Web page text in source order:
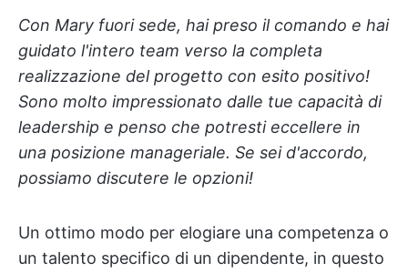
Con Mary fuori sede, hai preso il comando e hai
guidato l'intero team verso la completa
realizzazione del progetto con esito positivo!
Sono molto impressionato dalle tue capacità di
leadership e penso che potresti eccellere in
una posizione manageriale. Se sei d'accordo,
possiamo discutere le opzioni!
Un ottimo modo per elogiare una competenza o
un talento specifico di un dipendente, in questo